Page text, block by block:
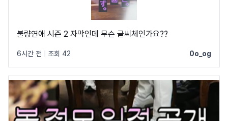
불량연애 시즌 2 자막인데 무슨 글씨체인가요??
6시간 전 조회 42 0o_og